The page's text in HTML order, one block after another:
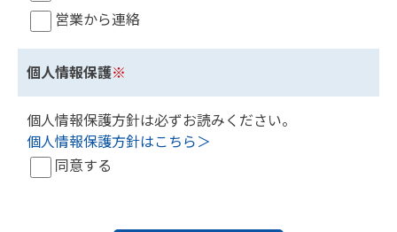
営業から連絡
個人情報保護※
個人情報保護方針は必ずお読みください。
個人情報保護方針はこちら＞
同意する